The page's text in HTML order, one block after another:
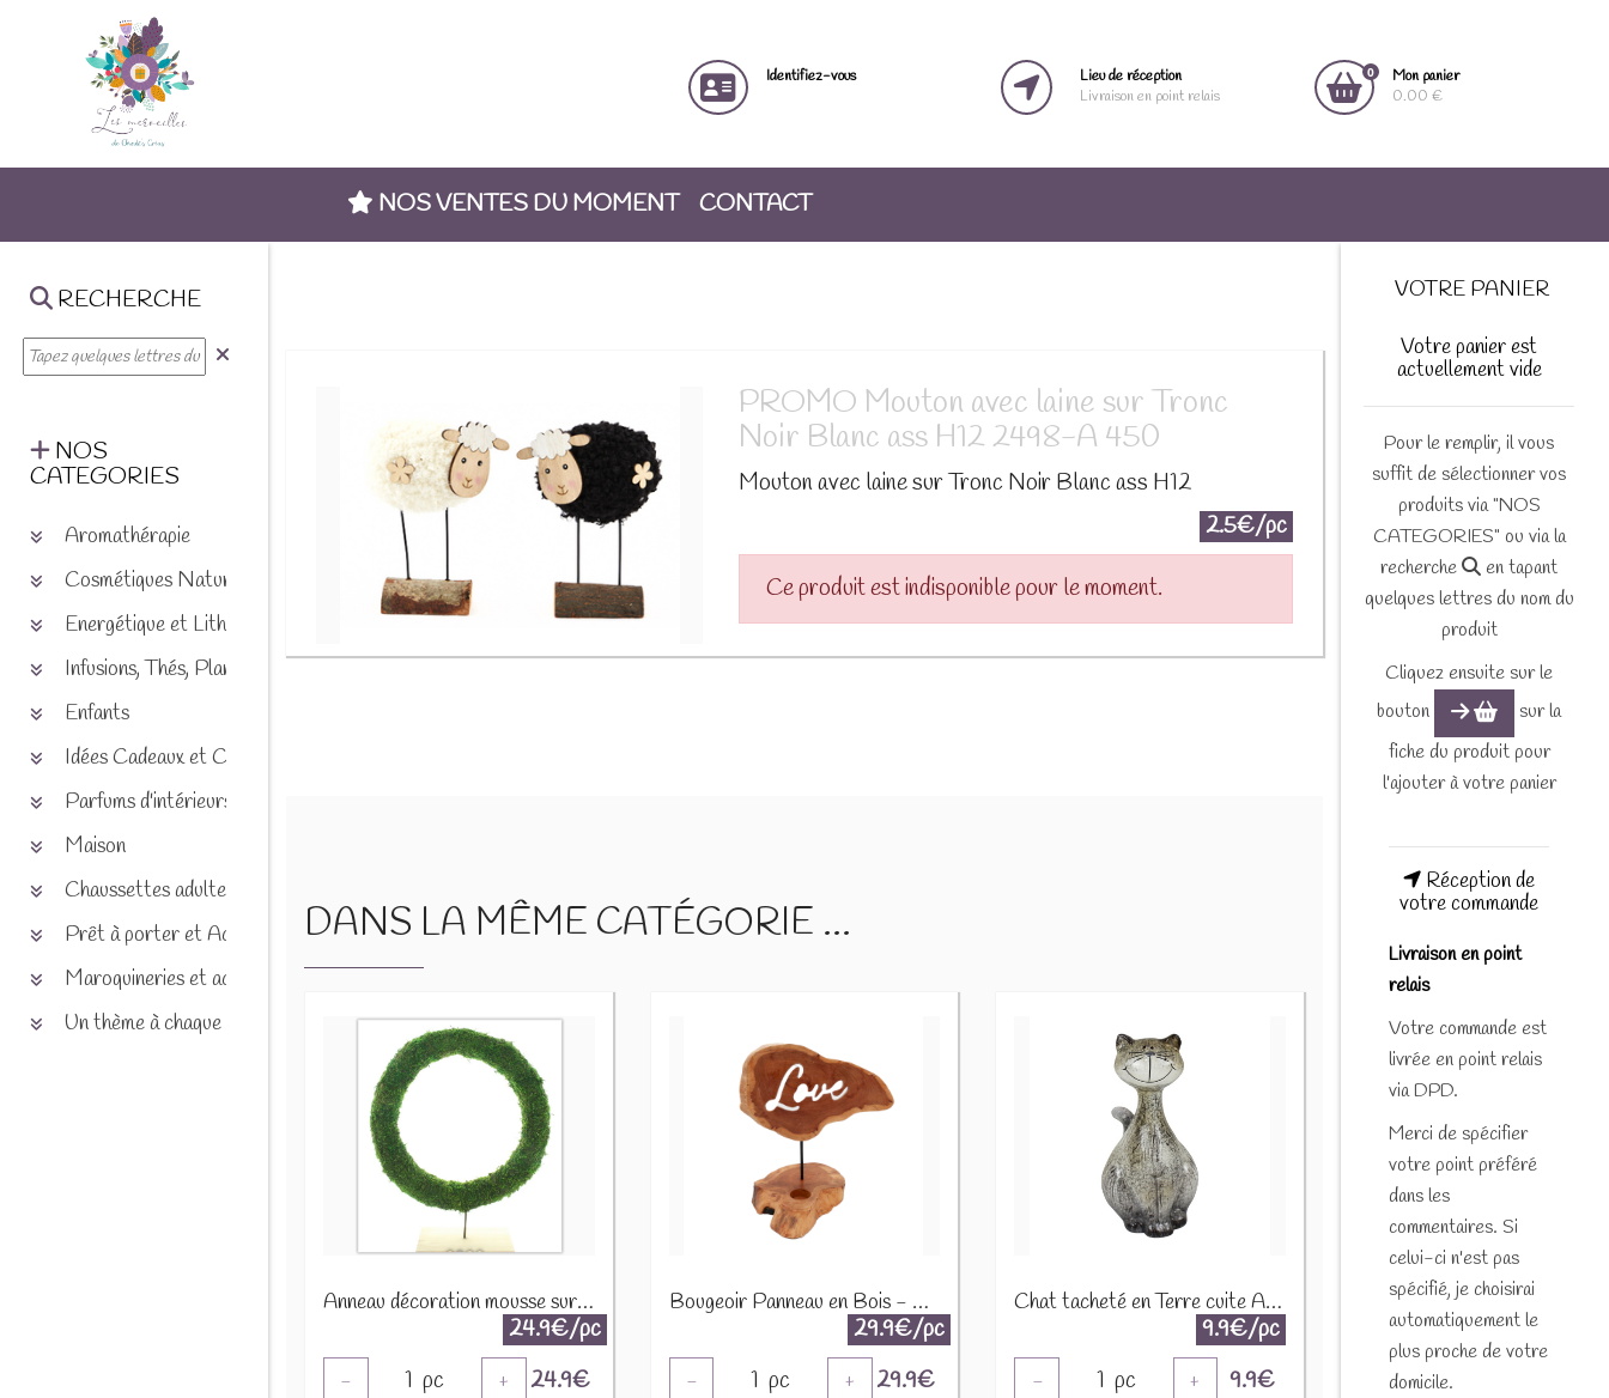
Identifiez-vous
Lieu de réception
Livraison en point relais
0
Mon panier
0.00 €
NOS VENTES DU MOMENT CONTACT
RECHERCHE
NOS
CATEGORIES
Aromathérapie
Cosmétiques Naturels
Energétique et Lithothérapie
Infusions, Thés, Plantes et produits naturels
Enfants
Idées Cadeaux et Chèques
Parfums d'intérieurs
Maison
Chaussettes adultes et enfants
Prêt à porter et Accessoires
Maroquineries et accessoires
Un thème à chaque saison
PROMO Mouton avec laine sur Tronc
Noir Blanc ass H12 2498-A 450
Mouton avec laine sur Tronc Noir Blanc ass H12
2.5€/pc
Ce produit est indisponible pour le moment.
DANS LA MÊME CATÉGORIE ...
Anneau décoration mousse sur pied 511044
24.9€/pc
- 1 pc + 24.9€
Bougeoir Panneau en Bois - Amour Love CHS-02
29.9€/pc
- 1 pc + 29.9€
Chat tacheté en Terre cuite A220884
9.9€/pc
- 1 pc + 9.9€
VOTRE PANIER
Votre panier est
actuellement vide
Pour le remplir, il vous
suffit de sélectionner vos
produits via "NOS
CATEGORIES" ou via la
recherche
en tapant
quelques lettres du nom du
produit
Cliquez ensuite sur le
bouton
sur la
fiche du produit pour
l'ajouter à votre panier
Réception de
votre commande
Livraison en point
relais
Votre commande est
livrée en point relais
via DPD.
Merci de spécifier
votre point préféré
dans les
commentaires. Si
celui-ci n'est pas
spécifié, je choisirai
automatiquement le
plus proche de votre
domicile.